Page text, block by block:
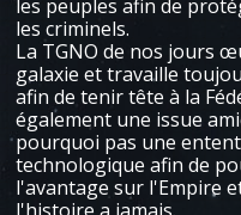
les peuples afin de
les criminels.
La TGNO de nos jours
galaxie et travaille
afin de tenir tête à la
également une issue
pourquoi pas une
technologique afin de
l'avantage sur l'Empire